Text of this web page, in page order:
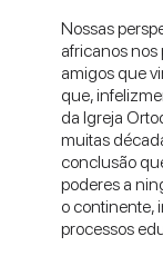
Nossas
africanos
amigos que
que,
da Igreja
muitas
conclusão
poderes a
o continente,
processos